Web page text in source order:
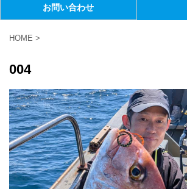
お問い合わせ
HOME >
004